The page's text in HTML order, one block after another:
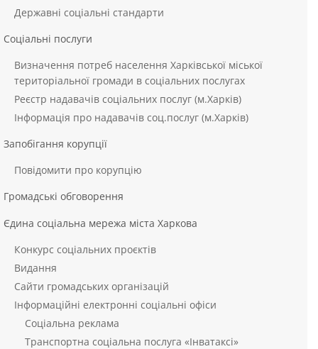
Державні соціальні стандарти
Соціальні послуги
Визначення потреб населення Харківської міської
територіальної громади в соціальних послугах
Реєстр надавачів соціальних послуг (м.Харків)
Інформація про надавачів соц.послуг (м.Харків)
Запобігання корупції
Повідомити про корупцію
Громадські обговорення
Єдина соціальна мережа міста Харкова
Конкурс соціальних проєктів
Видання
Сайти громадських організацій
Інформаційні електронні соціальні офіси
Соціальна реклама
Транспортна соціальна послуга «Інватаксі»